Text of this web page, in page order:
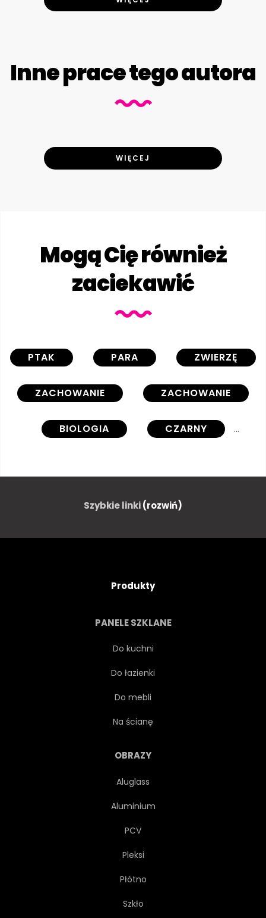
Inne prace tego autora
WIĘCEJ
Mogą Cię również
zaciekawić
PTAK PARA ZWIERZĘ
ZACHOWANIE ZACHOWANIE
BIOLOGIA CZARNY
WRONA CIEMNY
DUET EUROPA
WYGLĄDAJĄCY
ROMANTYCZNY
GATUNKÓW
DRZEWA
Szybkie linki(rozwiń)
Produkty
PANELE SZKLANE
Do kuchni
Do łazienki
Do mebli
Na ścianę
OBRAZY
Aluglass
Aluminium
PCV
Pleksi
Płótno
Szkło